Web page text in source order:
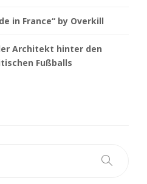
in France“ by Overkill
Architekt hinter den
Fußballs